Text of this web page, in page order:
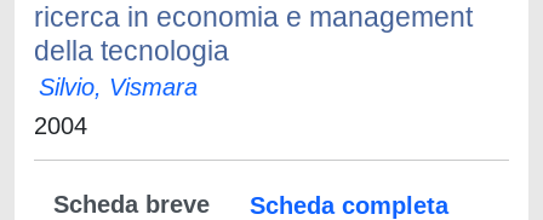
ricerca in economia e management
della tecnologia
Silvio, Vismara
2004
Scheda breve
Scheda completa